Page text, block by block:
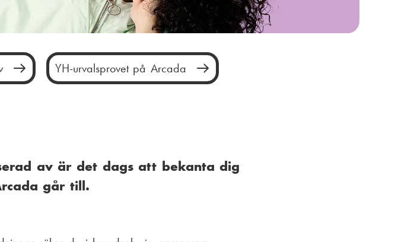
YH-urvalsprovet på Arcada
av är det dags att bekanta dig
går till.